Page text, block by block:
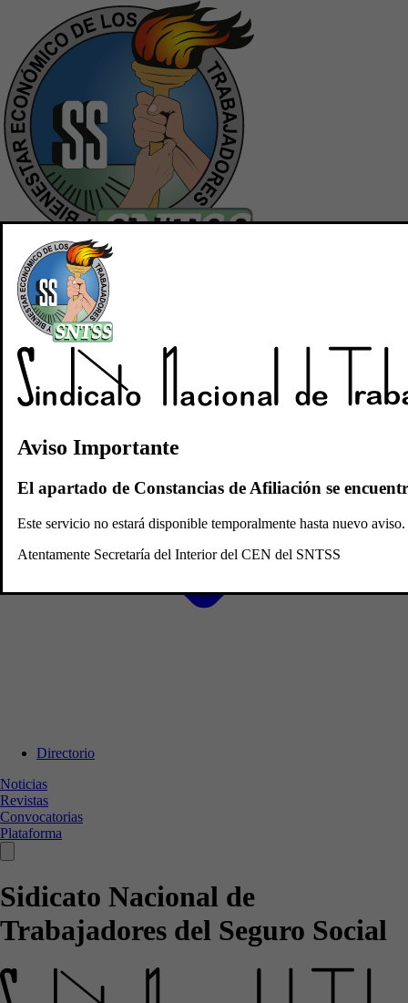
Inicio
Quiénes Somos
Directorio
Noticias
Revistas
Convocatorias
Plataforma
Sidicato Nacional de
Trabajadores del Seguro Social
Aviso Importante
El apartado de Constancias de Afiliación se
Este servicio no estará disponible temporalmente hasta nuevo
Atentamente Secretaría del Interior del CEN del SNTSS